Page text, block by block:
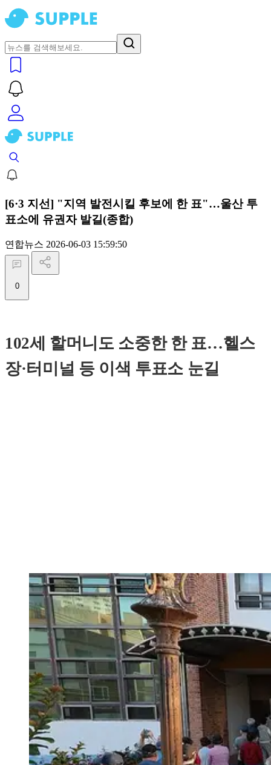
[6·3 지선] "지역 발전시킬 후보에 한 표"…울산 투
표소에 유권자 발길(종합)
연합뉴스 2026-06-03 15:59:50
0
102세 할머니도 소중한 한 표…헬스
장·터미널 등 이색 투표소 눈길